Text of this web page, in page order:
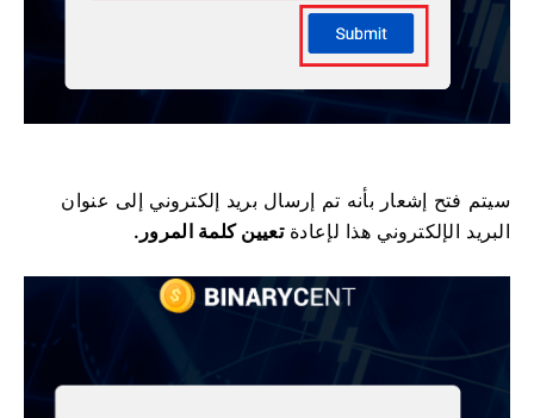
سيتم فتح إشعار بأنه تم إرسال بريد إلكتروني إلى عنوان
البريد الإلكتروني هذا لإعادةتعيين كلمة المرور.